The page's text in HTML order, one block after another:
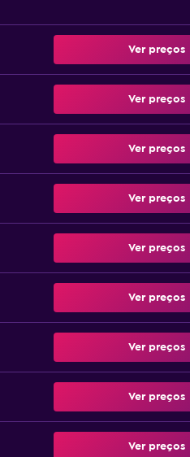
Ver preços
Ver preços
Ver preços
Ver preços
Ver preços
Ver preços
Ver preços
Ver preços
Ver preços